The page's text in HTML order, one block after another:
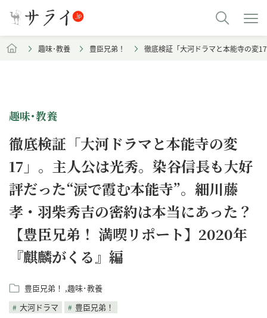
趣味･教養 豊臣兄弟！ 徹底検証「大河ドラマと本能寺の変
趣味･教養
徹底検証「大河ドラマと本能寺の変
17」。主人公は光秀。染谷信長も大好
評だった“涙で霞む本能寺”。細川藤
孝・羽柴秀吉の密約は本当にあった？
【豊臣兄弟！ 満喫リポート】2020年
『麒麟がくる』編
豊臣兄弟！
趣味･教養
大河ドラマ
豊臣兄弟！